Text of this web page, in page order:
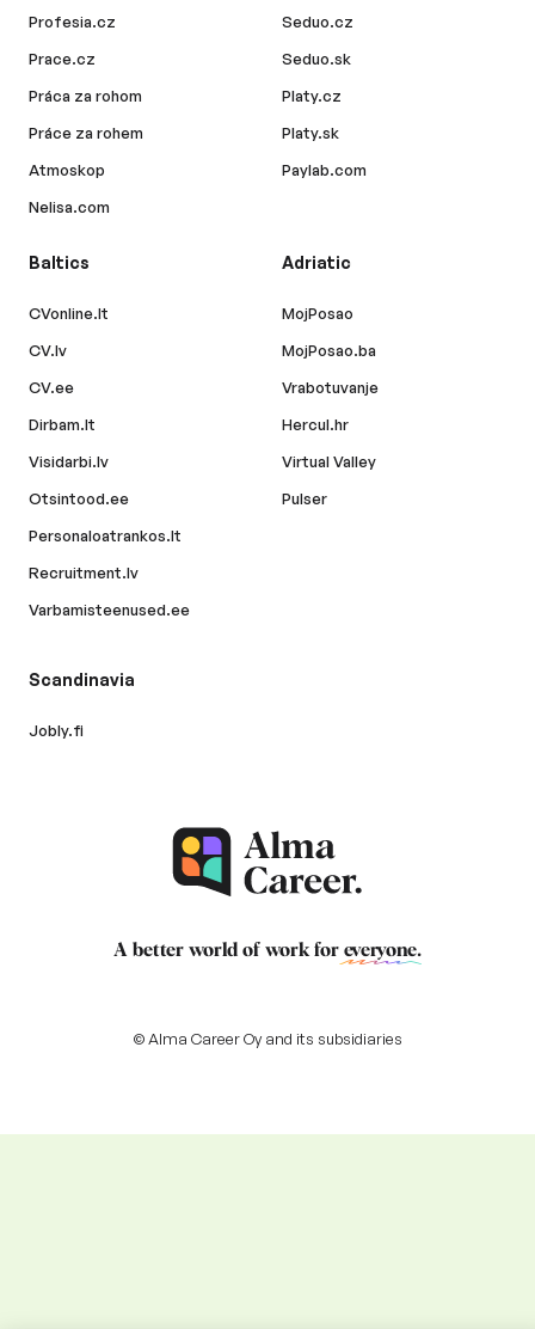
Profesia.cz
Prace.cz
Práca za rohom
Práce za rohem
Atmoskop
Nelisa.com
Seduo.cz
Seduo.sk
Platy.cz
Platy.sk
Paylab.com
Baltics
CVonline.lt
CV.lv
CV.ee
Dirbam.lt
Visidarbi.lv
Otsintood.ee
Personaloatrankos.lt
Recruitment.lv
Varbamisteenused.ee
Adriatic
MojPosao
MojPosao.ba
Vrabotuvanje
Hercul.hr
Virtual Valley
Pulser
Scandinavia
Jobly.fi
A better world of work for everyone.
© Alma Career Oy and its subsidiaries